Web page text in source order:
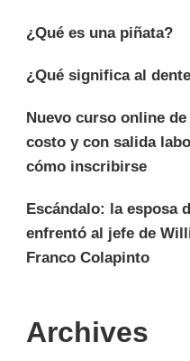
¿Qué es una piñata?
¿Qué significa al
Nuevo curso online
costo y con salida
cómo inscribirse
Escándalo: la esposa
enfrentó al jefe de
Franco Colapinto
Archives